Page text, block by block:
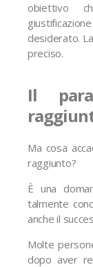
obiettivo
desiderato.
preciso.
Il
Ma cosa
raggiunto?
È una
talmente
anche il
Molte
dopo aver